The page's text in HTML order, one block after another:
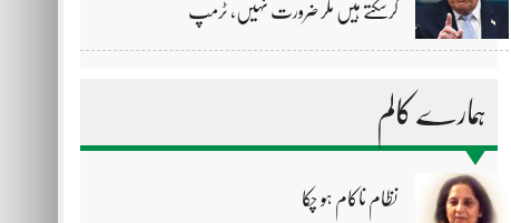
کرسکتے ہیں مگر ضرورت نہیں، ٹرمپ
ہمارے کالم
نظام ناکام ہو چکا